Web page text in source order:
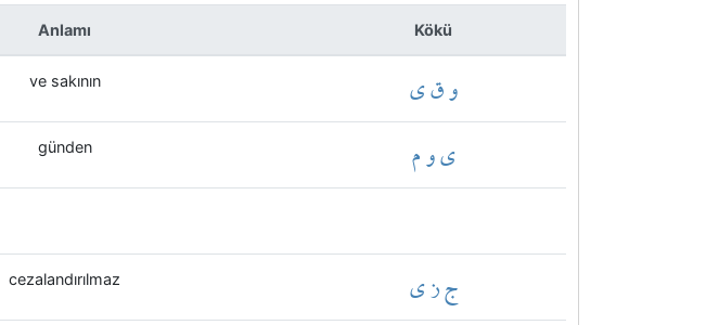
Anlamı Kökü
ve sakının و ق ي
günden ي و م
cezalandırılmaz ج ز ي